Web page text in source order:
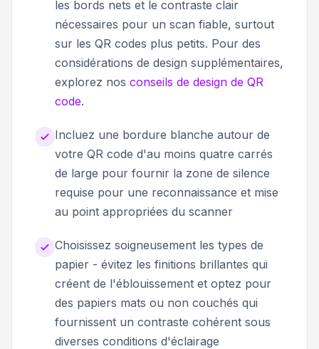
les bords nets et le contraste clair
nécessaires pour un scan fiable, surtout
sur les QR codes plus petits. Pour des
considérations de design supplémentaires,
explorez nos conseils de design de QR
code.
Incluez une bordure blanche autour de
votre QR code d'au moins quatre carrés
de large pour fournir la zone de silence
requise pour une reconnaissance et mise
au point appropriées du scanner
Choisissez soigneusement les types de
papier - évitez les finitions brillantes qui
créent de l'éblouissement et optez pour
des papiers mats ou non couchés qui
fournissent un contraste cohérent sous
diverses conditions d'éclairage